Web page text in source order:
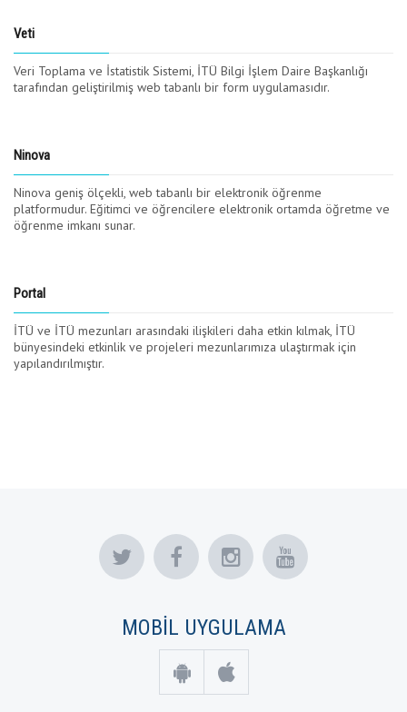
Veti
Veri Toplama ve İstatistik Sistemi, İTÜ Bilgi İşlem Daire Başkanlığı
tarafından geliştirilmiş web tabanlı bir form uygulamasıdır.
Ninova
Ninova geniş ölçekli, web tabanlı bir elektronik öğrenme
platformudur. Eğitimci ve öğrencilere elektronik ortamda öğretme ve
öğrenme imkanı sunar.
Portal
İTÜ ve İTÜ mezunları arasındaki ilişkileri daha etkin kılmak, İTÜ
bünyesindeki etkinlik ve projeleri mezunlarımıza ulaştırmak için
yapılandırılmıştır.
MOBİL UYGULAMA